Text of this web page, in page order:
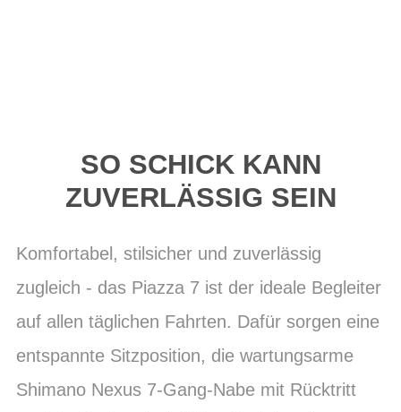
SO SCHICK KANN
ZUVERLÄSSIG SEIN
Komfortabel, stilsicher und zuverlässig
zugleich - das Piazza 7 ist der ideale Begleiter
auf allen täglichen Fahrten. Dafür sorgen eine
entspannte Sitzposition, die wartungsarme
Shimano Nexus 7-Gang-Nabe mit Rücktritt